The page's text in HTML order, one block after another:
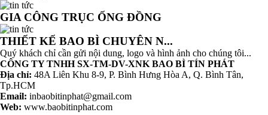
GIA CÔNG TRỤC ỐNG ĐỒNG
THIẾT KẾ BAO BÌ CHUYÊN N...
Quý khách chỉ cần gửi nội dung, logo và hình ảnh cho chúng tôi...
CÔNG TY TNHH SX-TM-DV-XNK BAO BÌ TÍN PHÁT
Địa chỉ: 48A Liên Khu 8-9, P. Bình Hưng Hòa A, Q. Bình Tân,
Tp.HCM
Email: inbaobitinphat@gmail.com
Web: www.baobitinphat.com